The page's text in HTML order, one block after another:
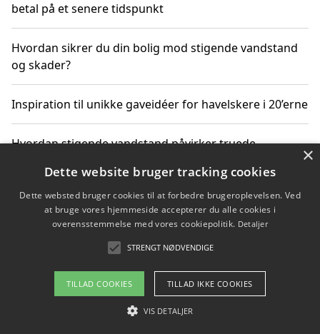
betal på et senere tidspunkt
Hvordan sikrer du din bolig mod stigende vandstand
og skader?
Inspiration til unikke gaveidéer for havelskere i 20’erne
Hvordan stigende vandstand påvirker truede
Sådan vælger du de bedste vandrerygsække til
vandreture i Danmark
Copyright 2026 - Pilanto Aps
Om / kontakt
×
Dette website bruger tracking cookies
Dette websted bruger cookies til at forbedre brugeroplevelsen. Ved
at bruge vores hjemmeside accepterer du alle cookies i
overensstemmelse med vores cookiepolitik. Detaljer
STRENGT NØDVENDIGE
TILLAD COOKIES TILLAD IKKE COOKIES
VIS DETALJER